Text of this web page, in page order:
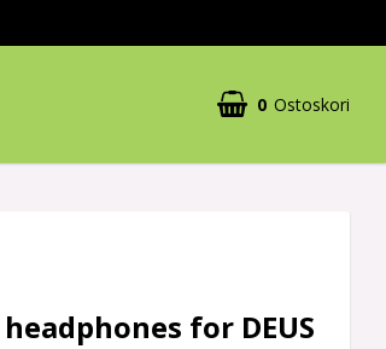
0 Ostoskori
Ostoskorisi on tyhjä
for DEUS